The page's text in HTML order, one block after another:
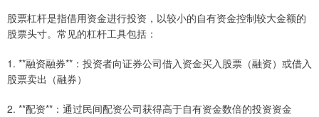
股票杠杆是指借用资金进行投资，以较小的自有资金控制较大金额的
股票头寸。常见的杠杆工具包括：
1. **融资融券**：投资者向证券公司借入资金买入股票（融资）或借入
股票卖出（融券）
2. **配资**：通过民间配资公司获得高于自有资金数倍的投资资金